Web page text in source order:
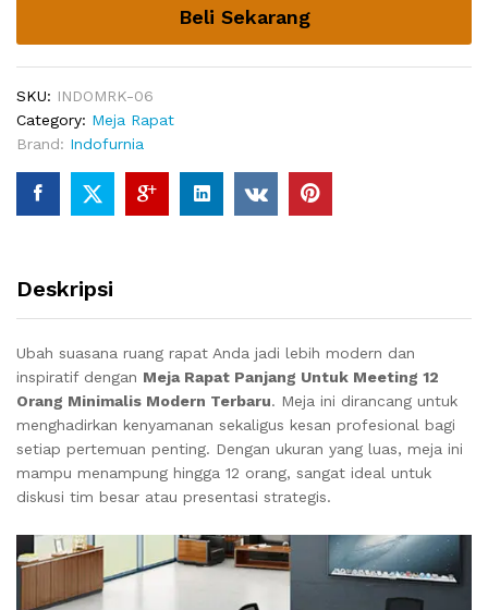
Modern
Terbaru
quantity
Beli Sekarang
SKU: INDOMRK-06
Category: Meja Rapat
Brand: Indofurnia
Deskripsi
Ubah suasana ruang rapat Anda jadi lebih modern dan
inspiratif dengan Meja Rapat Panjang Untuk Meeting 12
Orang Minimalis Modern Terbaru. Meja ini dirancang untuk
menghadirkan kenyamanan sekaligus kesan profesional bagi
setiap pertemuan penting. Dengan ukuran yang luas, meja ini
mampu menampung hingga 12 orang, sangat ideal untuk
diskusi tim besar atau presentasi strategis.